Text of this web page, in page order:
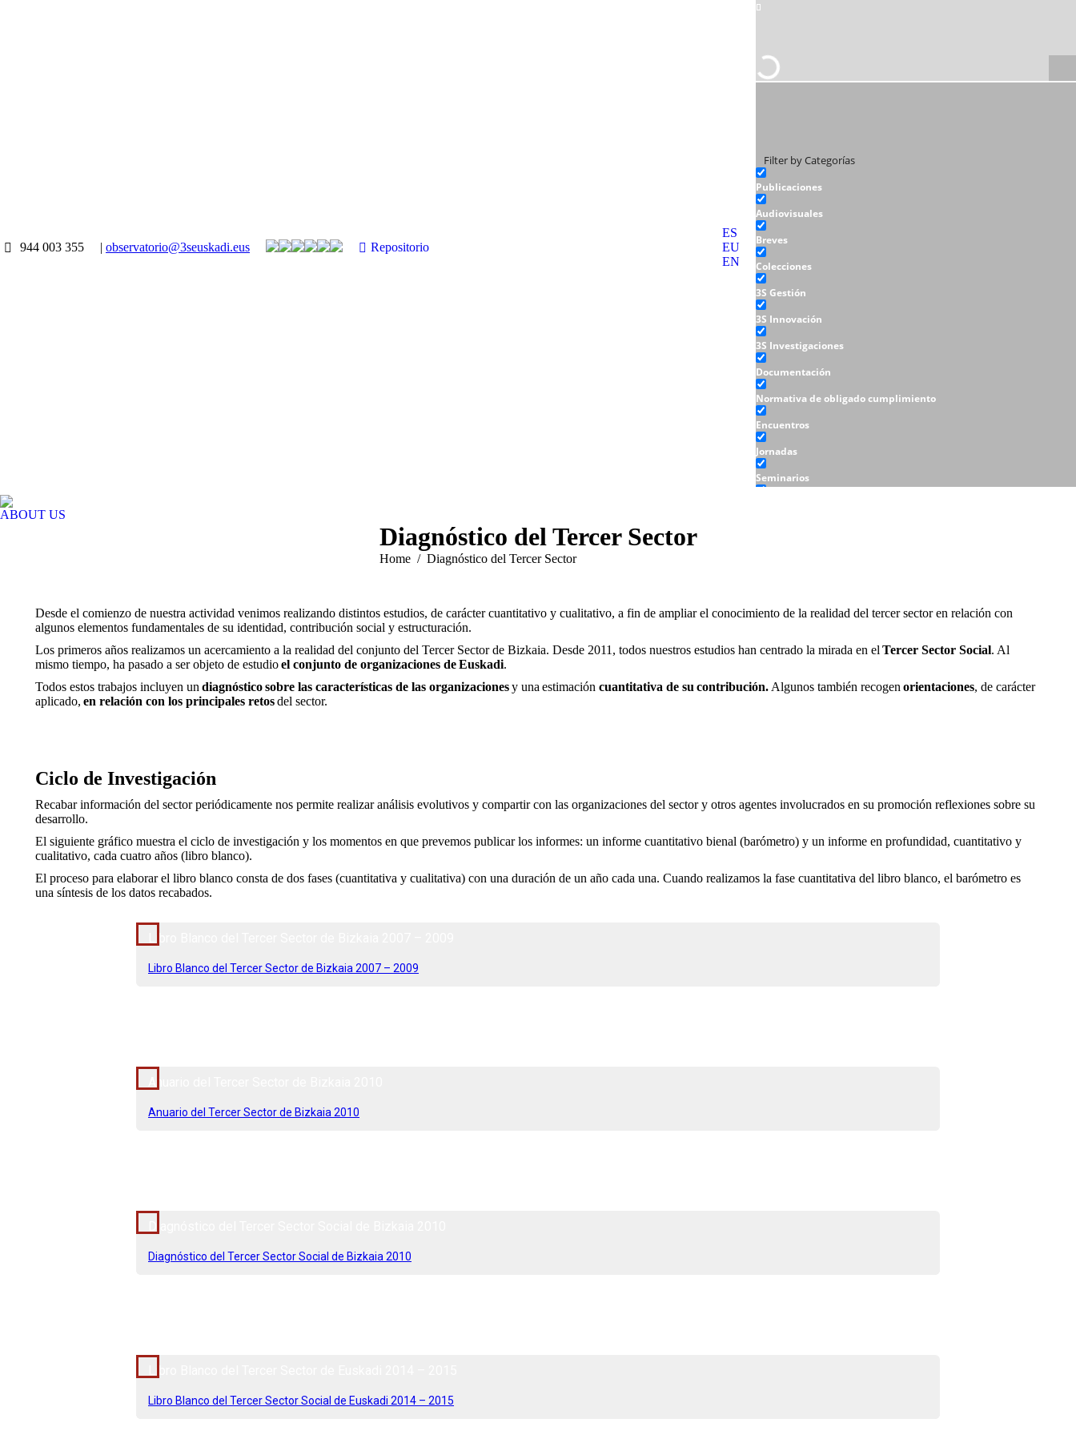
944 003 355 | observatorio@3seuskadi.eus Repositorio
ES
EU
EN
Filter by Categorías
Publicaciones
Audiovisuales
Breves
Colecciones
3S Gestión
3S Innovación
3S Investigaciones
Documentación
Normativa de obligado cumplimiento
Encuentros
Jornadas
Seminarios
ABOUT US
Diagnóstico del Tercer Sector
You are here:
Home Diagnóstico del Tercer Sector
Desde el comienzo de nuestra actividad venimos realizando distintos estudios, de carácter cuantitativo y cualitativo, a fin de ampliar el conocimiento de la realidad del tercer sector en relación con
algunos elementos fundamentales de su identidad, contribución social y estructuración.
Los primeros años realizamos un acercamiento a la realidad del conjunto del Tercer Sector de Bizkaia. Desde 2011, todos nuestros estudios han centrado la mirada en el Tercer Sector Social. Al
mismo tiempo, ha pasado a ser objeto de estudioel conjunto de organizaciones deEuskadi.
Todos estos trabajos incluyen un diagnóstico sobre las características de las organizacionesy una estimación cuantitativa de su contribución. Algunos también recogen orientaciones, de carácter
aplicado, en relación con los principales retosdel sector.
Ciclo de Investigación
Recabar información del sector periódicamente nos permite realizar análisis evolutivos y compartir con las organizaciones del sector y otros agentes involucrados en su promoción reflexiones sobre su
desarrollo.
El siguiente gráfico muestra el ciclo de investigación y los momentos en que prevemos publicar los informes: un informe cuantitativo bienal (barómetro) y un informe en profundidad, cuantitativo y
cualitativo, cada cuatro años (libro blanco).
El proceso para elaborar el libro blanco consta de dos fases (cuantitativa y cualitativa) con una duración de un año cada una. Cuando realizamos la fase cuantitativa del libro blanco, el barómetro es
una síntesis de los datos recabados.
2007 - 2009
Libro Blanco del Tercer Sector de Bizkaia 2007 – 2009
2010
Anuario del Tercer Sector de Bizkaia 2010
2010 - 2011
Diagnóstico del Tercer Sector Social de Bizkaia 2010
2014 - 2015
Libro Blanco del Tercer Sector Social de Euskadi 2014 – 2015